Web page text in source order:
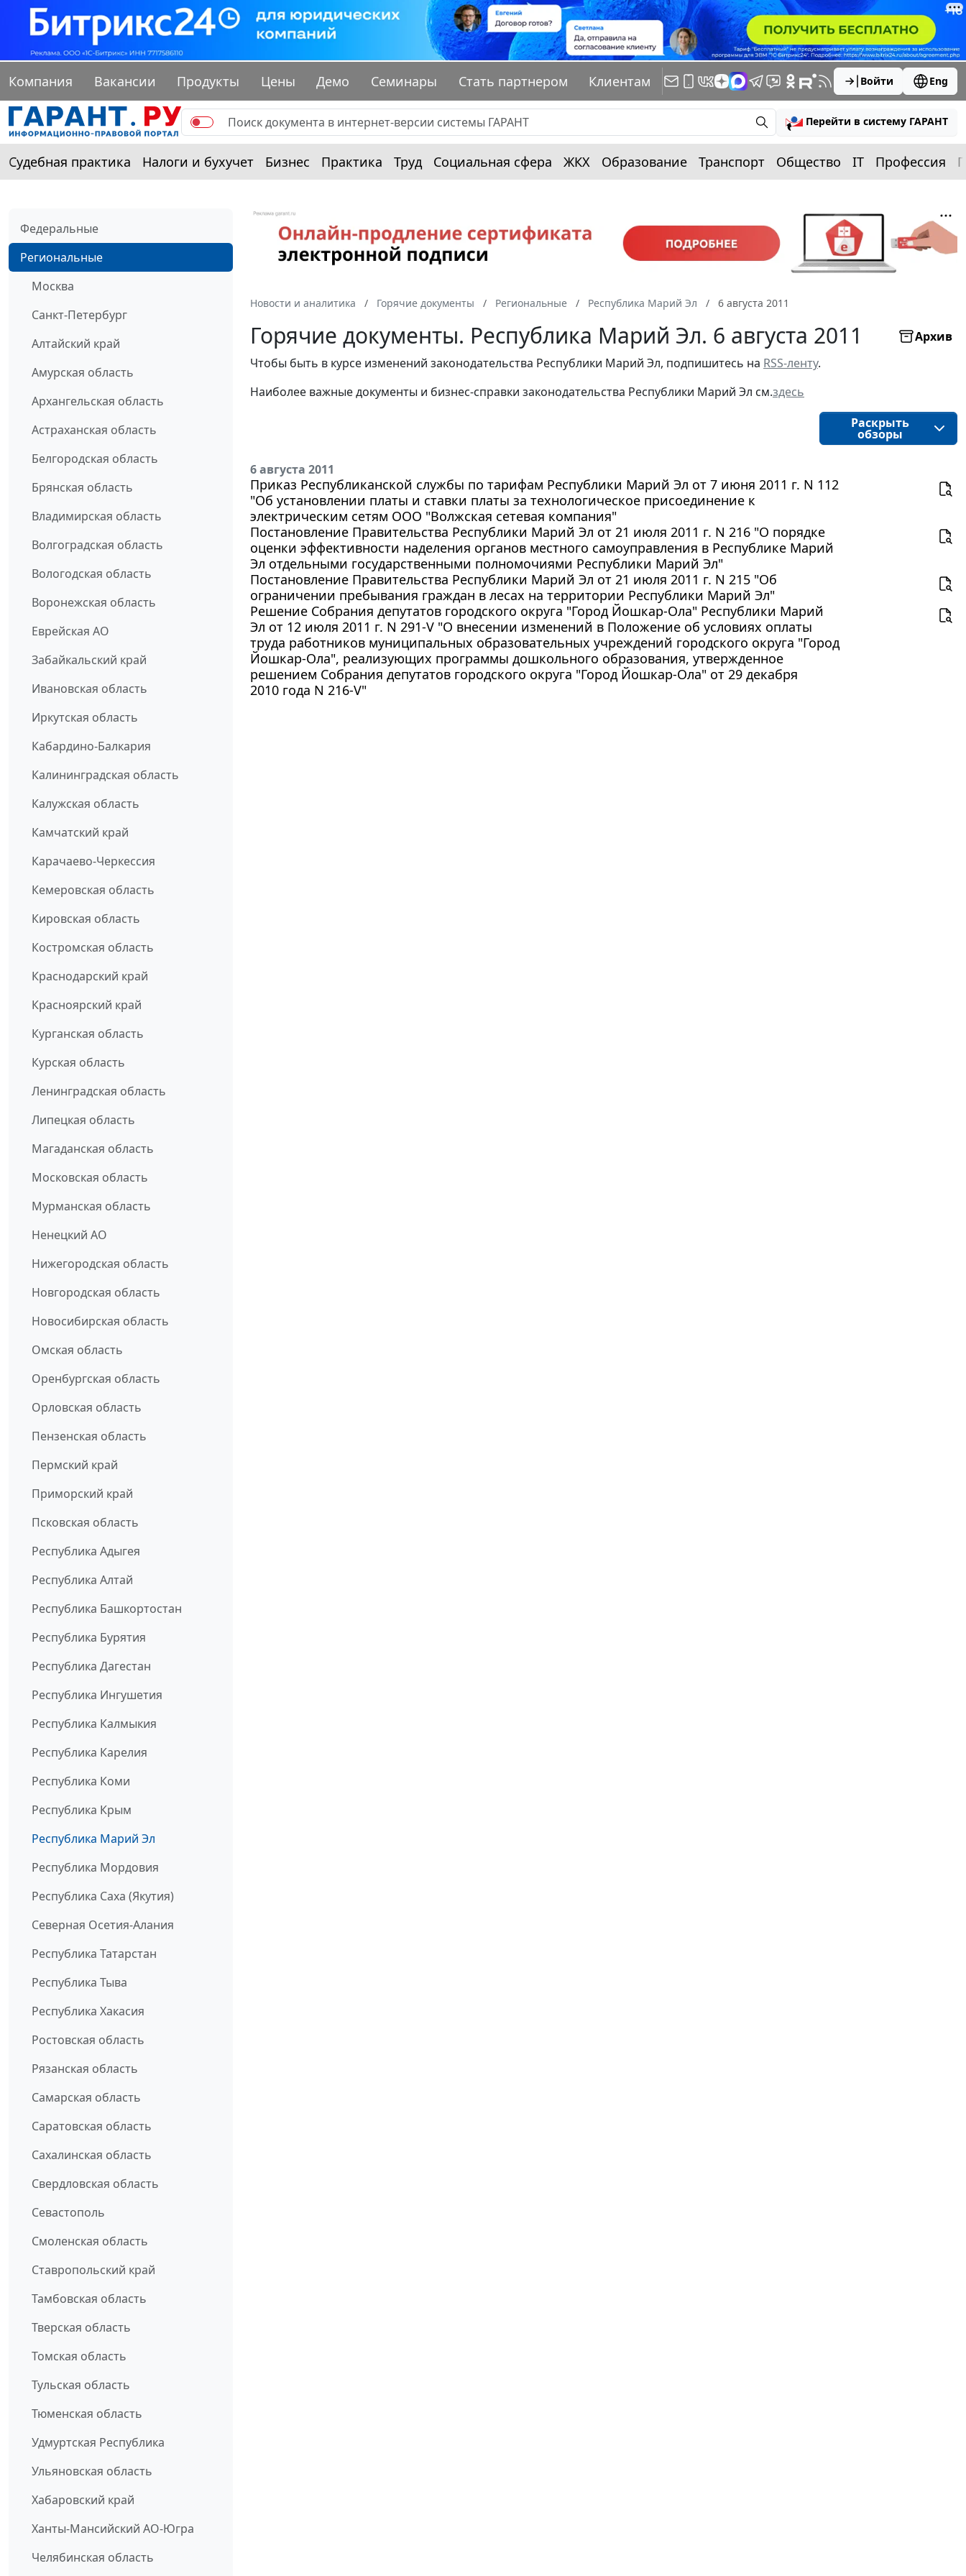
Компания Вакансии Продукты Цены Демо Семинары Стать партнером Клиентам Войти Eng
Перейти в систему ГАРАНТ
Судебная практика Налоги и бухучет Бизнес Практика Труд Социальная сфера ЖКХ Образование Транспорт Общество IT Профессия
Федеральные
Региональные
Москва
Санкт-Петербург
Алтайский край
Амурская область
Архангельская область
Астраханская область
Белгородская область
Брянская область
Владимирская область
Волгоградская область
Вологодская область
Воронежская область
Еврейская АО
Забайкальский край
Ивановская область
Иркутская область
Кабардино-Балкария
Калининградская область
Калужская область
Камчатский край
Карачаево-Черкессия
Кемеровская область
Кировская область
Костромская область
Краснодарский край
Красноярский край
Курганская область
Курская область
Ленинградская область
Липецкая область
Магаданская область
Московская область
Мурманская область
Ненецкий АО
Нижегородская область
Новгородская область
Новосибирская область
Омская область
Оренбургская область
Орловская область
Пензенская область
Пермский край
Приморский край
Псковская область
Республика Адыгея
Республика Алтай
Республика Башкортостан
Республика Бурятия
Республика Дагестан
Республика Ингушетия
Республика Калмыкия
Республика Карелия
Республика Коми
Республика Крым
Республика Марий Эл
Республика Мордовия
Республика Саха (Якутия)
Северная Осетия-Алания
Республика Татарстан
Республика Тыва
Республика Хакасия
Ростовская область
Рязанская область
Самарская область
Саратовская область
Сахалинская область
Свердловская область
Севастополь
Смоленская область
Ставропольский край
Тамбовская область
Тверская область
Томская область
Тульская область
Тюменская область
Удмуртская Республика
Ульяновская область
Хабаровский край
Ханты-Мансийский АО-Югра
Челябинская область
Новости и аналитика Горячие документы Региональные Республика Марий Эл 6 августа 2011
Горячие документы. Республика Марий Эл. 6 августа 2011
Архив
Чтобы быть в курсе изменений законодательства Республики Марий Эл, подпишитесь на RSS-ленту.
Наиболее важные документы и бизнес-справки законодательства Республики Марий Эл см.здесь
Раскрыть
обзоры
6 августа 2011
Приказ Республиканской службы по тарифам Республики Марий Эл от 7 июня 2011 г. N 112
"Об установлении платы и ставки платы за технологическое присоединение к
электрическим сетям ООО "Волжская сетевая компания"
Постановление Правительства Республики Марий Эл от 21 июля 2011 г. N 216 "О порядке
оценки эффективности наделения органов местного самоуправления в Республике Марий
Эл отдельными государственными полномочиями Республики Марий Эл"
Постановление Правительства Республики Марий Эл от 21 июля 2011 г. N 215 "Об
ограничении пребывания граждан в лесах на территории Республики Марий Эл"
Решение Собрания депутатов городского округа "Город Йошкар-Ола" Республики Марий
Эл от 12 июля 2011 г. N 291-V "О внесении изменений в Положение об условиях оплаты
труда работников муниципальных образовательных учреждений городского округа "Город
Йошкар-Ола", реализующих программы дошкольного образования, утвержденное
решением Собрания депутатов городского округа "Город Йошкар-Ола" от 29 декабря
2010 года N 216-V"